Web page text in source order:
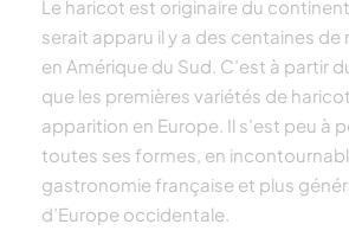
Le haricot est originaire du
serait apparu il y a des centaines de
en Amérique du Sud. C’est à partir
que les premières variétés de haricot
apparition en Europe. Il s’est peu à
toutes ses formes, en
gastronomie française et plus
d’Europe occidentale.